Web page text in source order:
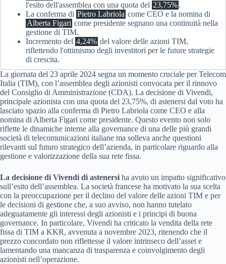
l'esito dell'assemblea con una quota del 23,75%.
La conferma di Pietro Labriola come CEO e la nomina di
Alberta Figari come presidente segnano una continuità nella
gestione di TIM.
Incremento del 4,24% del valore delle azioni TIM,
riflettendo l'ottimismo degli investitori per le future strategie
di crescita.
La giornata del 23 aprile 2024 segna un momento cruciale per Telecom
Italia (TIM), con l’assemblea degli azionisti convocata per il rinnovo
del Consiglio di Amministrazione (CDA). La decisione di Vivendi,
principale azionista con una quota del 23,75%, di astenersi dal voto ha
lasciato spazio alla conferma di Pietro Labriola come CEO e alla
nomina di Alberta Figari come presidente. Questo evento non solo
riflette le dinamiche interne alla governance di una delle più grandi
società di telecomunicazioni italiane ma solleva anche questioni
rilevanti sul futuro strategico dell’azienda, in particolare riguardo alla
gestione e valorizzazione della sua rete fissa.
La decisione di Vivendi di astenersi ha avuto un impatto significativo
sull’esito dell’assemblea. La società francese ha motivato la sua scelta
con la preoccupazione per il declino del valore delle azioni TIM e per
le decisioni di gestione che, a suo avviso, non hanno tutelato
adeguatamente gli interessi degli azionisti e i principi di buona
governance. In particolare, Vivendi ha criticato la vendita della rete
fissa di TIM a KKR, avvenuta a novembre 2023, ritenendo che il
prezzo concordato non riflettesse il valore intrinseco dell’asset e
lamentando una mancanza di trasparenza e coinvolgimento degli
azionisti nell’operazione.